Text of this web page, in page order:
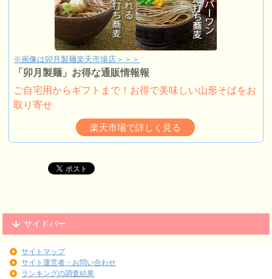
※画像は卯月製麺楽天市場店＞＞＞
「卯月製麺」お得な通販情報報
ご自宅用からギフトまで！お得で美味しい山形そばをお
取り寄せ
楽天市場で詳しく見る
サイドバー
サイトマップ
サイト運営者・お問い合わせ
ランキングの調査結果